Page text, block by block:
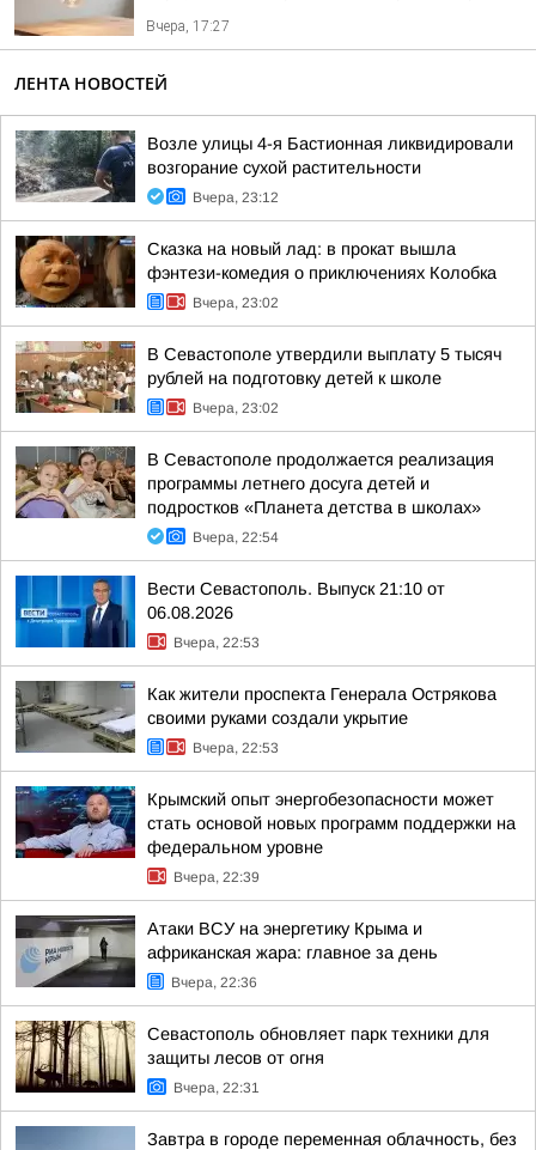
Вчера, 17:27
ЛЕНТА НОВОСТЕЙ
Возле улицы 4-я Бастионная ликвидировали
возгорание сухой растительности
Вчера, 23:12
Сказка на новый лад: в прокат вышла
фэнтези-комедия о приключениях Колобка
Вчера, 23:02
В Севастополе утвердили выплату 5 тысяч
рублей на подготовку детей к школе
Вчера, 23:02
В Севастополе продолжается реализация
программы летнего досуга детей и
подростков «Планета детства в школах»
Вчера, 22:54
Вести Севастополь. Выпуск 21:10 от
06.08.2026
Вчера, 22:53
Как жители проспекта Генерала Острякова
своими руками создали укрытие
Вчера, 22:53
Крымский опыт энергобезопасности может
стать основой новых программ поддержки на
федеральном уровне
Вчера, 22:39
Атаки ВСУ на энергетику Крыма и
африканская жара: главное за день
Вчера, 22:36
Севастополь обновляет парк техники для
защиты лесов от огня
Вчера, 22:31
Завтра в городе переменная облачность, без